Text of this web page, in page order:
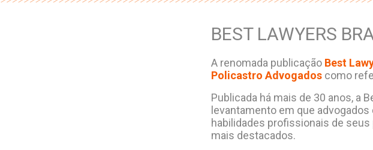
BEST LAWYERS
A renomada publicação Best
Policastro Advogadoscomo
Publicada há mais de 30 anos, a
levantamento em que
habilidades profissionais de
mais destacados.